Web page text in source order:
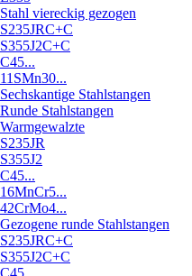
Stahl viereckig gezogen
S235JRC+C
S355J2C+C
C45...
11SMn30...
Sechskantige Stahlstangen
Runde Stahlstangen
Warmgewalzte
S235JR
S355J2
C45...
16MnCr5...
42CrMo4...
Gezogene runde Stahlstangen
S235JRC+C
S355J2C+C
C45...